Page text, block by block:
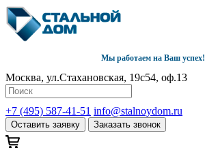
Мы работаем на Ваш успех!
Москва, ул.Стахановская, 19с54, оф.13
+7 (495) 587-41-51 info@stalnoydom.ru
Оставить заявку Заказать звонок